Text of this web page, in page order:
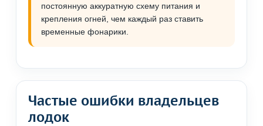
постоянную аккуратную схему питания и
крепления огней, чем каждый раз ставить
временные фонарики.
Частые ошибки владельцев
лодок